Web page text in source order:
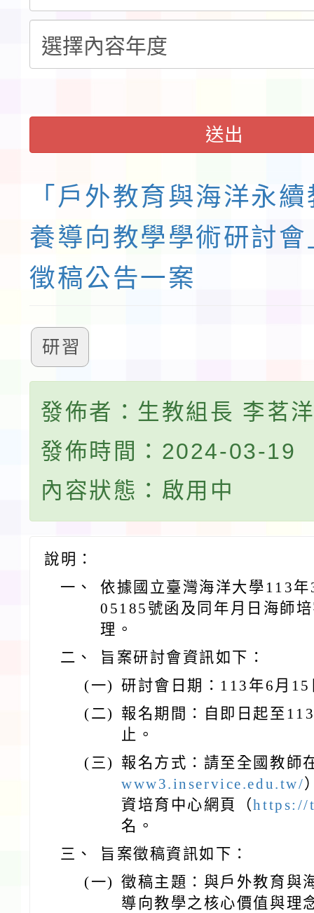
請一案
送出
「戶外教育與海洋永
養導向教學學術研討
徵稿公告一案
研習
發佈者：生教組長 李茗
發佈時間：2024-03-19
內容狀態：啟用中
說明：
一、
依據國立臺灣海洋大學113
05185號函及同年月日海師
理。
二、
旨案研討會資訊如下：
(一) 研討會日期：113年6月
(二)
報名期間：自即日起至
止。
(三)
報名方式：請至全國教師
www3.inservice.edu.tw/
資培育中心網頁（https://
名。
三、
旨案徵稿資訊如下：
(一) 徵稿主題：與戶外教育與
導向教學之核心價值與理